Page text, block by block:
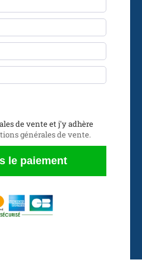
de vente et j'y adhère
générales de vente.
le paiement